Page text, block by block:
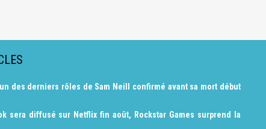
des derniers rôles de Sam Neill confirmé avant sa mort début
sera diffusé sur Netflix fin août, Rockstar Games surprend la